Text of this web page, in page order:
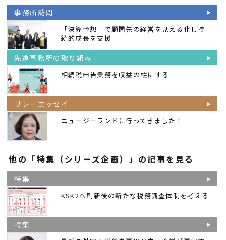
事務所訪問
「決算予想」で顧問先の経営を見える化し持
続的成長を支援
先進事務所の取り組み
相続税申告業務を収益の柱にする
リレーエッセイ
ニュージーランドに行ってきました！
他の「特集（シリーズ企画）」の記事を見る
特集
KSK2へ刷新後の新たな税務調査体制を考える
特集